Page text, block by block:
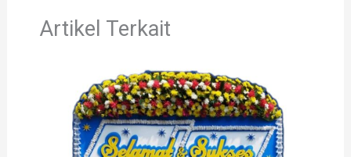
Artikel Terkait